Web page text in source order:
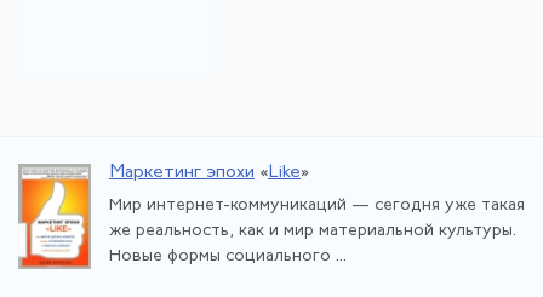
Маркетинг эпохи «Like»
Мир интернет-коммуникаций — сегодня уже такая
же реальность, как и мир материальной культуры.
Новые формы социального ...